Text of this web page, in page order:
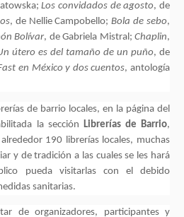
Los convidados de agosto, de
, de Nellie Campobello; Bola de sebo,
Bolívar, de Gabriela Mistral; Chaplin,
útero es del tamaño de un puño, de
en México y dos cuentos, antología
de barrio locales, en la página del
la sección Librerías de Barrio,
190 librerías locales, muchas
y de tradición a las cuales se les hará
pueda visitarlas con el debido
sanitarias.
de organizadores, participantes y